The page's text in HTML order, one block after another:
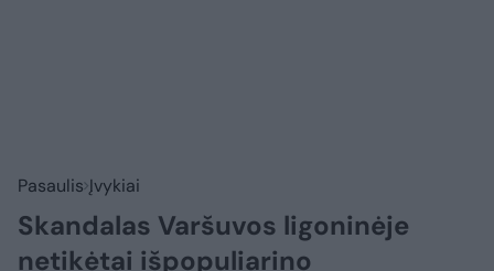
Pasaulis Įvykiai
Skandalas Varšuvos ligoninėje
netikėtai išpopuliarino